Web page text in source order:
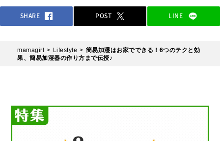
SHARE POST LINE
mamagirl Lifestyle
簡易加湿はお家でできる！6つのテクと効
果、簡易加湿器の作り方まで伝授♪